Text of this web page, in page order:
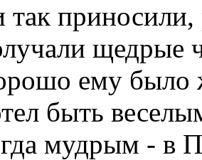
так
щедрые
ему было
быть
мудрым - в